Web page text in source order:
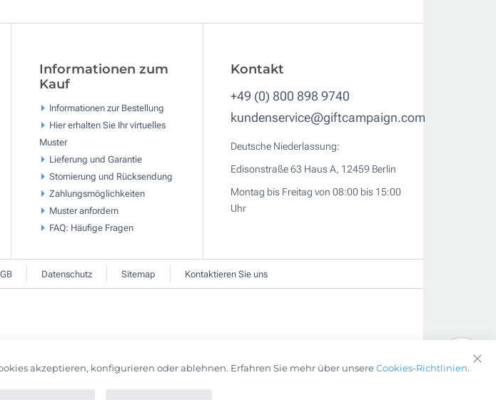
Informationen zum
Kauf
Informationen zur Bestellung
Hier erhalten Sie Ihr virtuelles
Muster
Lieferung und Garantie
Stornierung und Rücksendung
Zahlungsmöglichkeiten
Muster anfordern
FAQ: Häufige Fragen
Kontakt
+49 (0) 800 898 9740
kundenservice@giftcampaign.com
Deutsche Niederlassung:
Edisonstraße 63 Haus A, 12459 Berlin
Montag bis Freitag von 08:00 bis 15:00
Uhr
Datenschutz Sitemap Kontaktieren Sie uns
akzeptieren, konfigurieren oder ablehnen. Erfahren Sie mehr über unsereCookies-Richtlinien.